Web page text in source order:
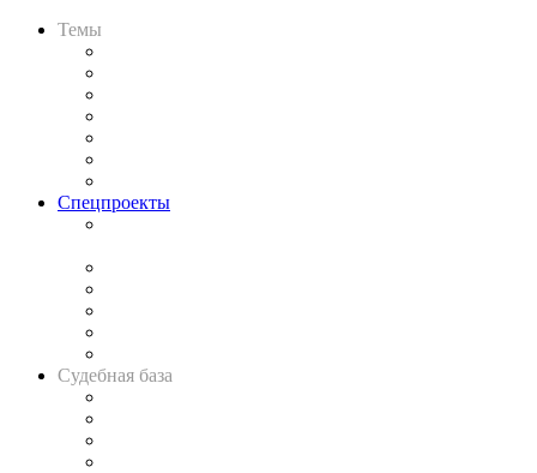
Темы
Спецпроекты
Судебная база